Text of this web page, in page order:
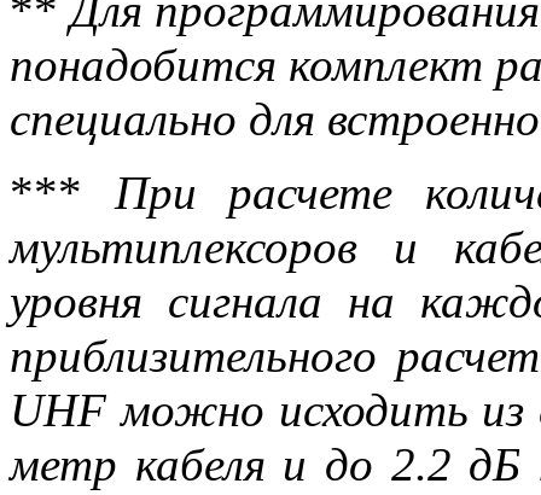
понадобится комплект
специально для
*** При расчете
мультиплексоров и
уровня сигнала на
приблизительного
UHF можно исходить
метр кабеля и до 2.2 дБ